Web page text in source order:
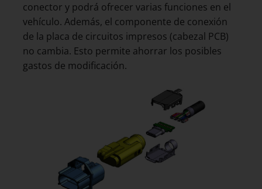
conector y podrá ofrecer varias funciones en el
vehículo. Además, el componente de conexión
de la placa de circuitos impresos (cabezal PCB)
no cambia. Esto permite ahorrar los posibles
gastos de modificación.